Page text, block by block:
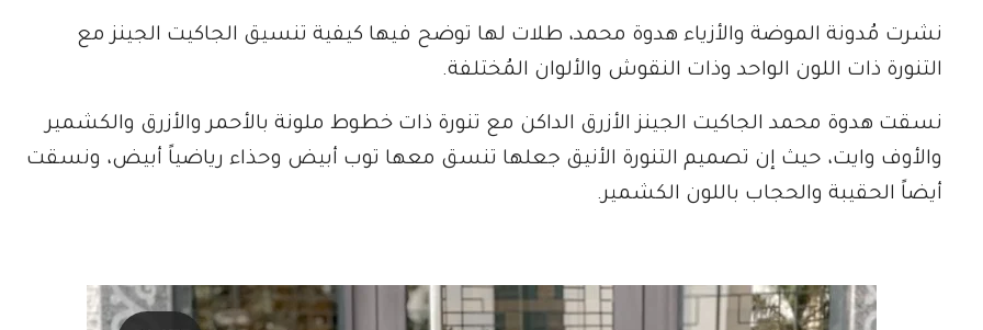
نشرت مُدونة الموضة والأزياء هدوة محمد، طلات لها توضح فيها كيفية تنسيق الجاكيت الجينز مع
التنورة ذات اللون الواحد وذات النقوش والألوان المُختلفة.
نسقت هدوة محمد الجاكيت الجينز الأزرق الداكن مع تنورة ذات خطوط ملونة بالأحمر والأزرق والكشمير
والأوف وايت، حيث إن تصميم التنورة الأنيق جعلها تنسق معها توب أبيض وحذاء رياضياً أبيض، ونسقت
أيضاً الحقيبة والحجاب باللون الكشمير.